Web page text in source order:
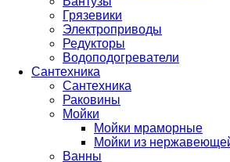
Грязевики
Электроприводы
Редукторы
Водоподогреватели
Сантехника
Сантехника
Раковины
Мойки
Мойки мраморные
Мойки из
Ванны